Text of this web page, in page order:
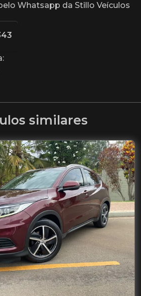
Whatsapp da Stillo Veículos
similares